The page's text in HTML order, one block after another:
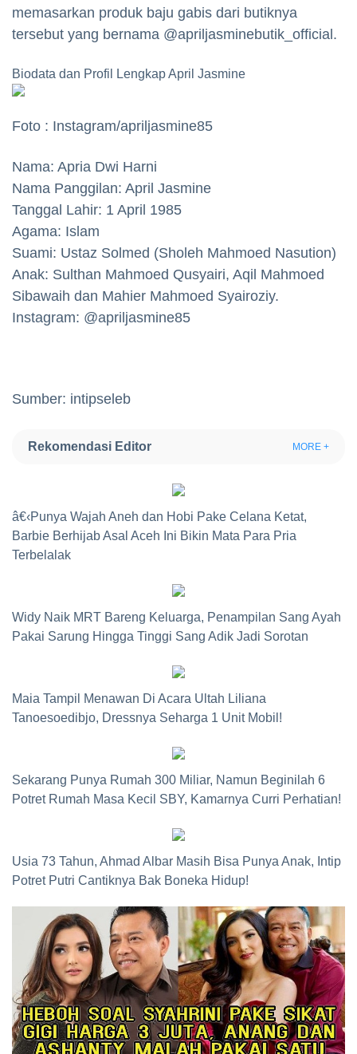
memasarkan produk baju gabis dari butiknya
tersebut yang bernama @apriljasminebutik_official.
Biodata dan Profil Lengkap April Jasmine
Foto : Instagram/apriljasmine85
Nama: Apria Dwi Harni
Nama Panggilan: April Jasmine
Tanggal Lahir: 1 April 1985
Agama: Islam
Suami: Ustaz Solmed (Sholeh Mahmoed Nasution)
Anak: Sulthan Mahmoed Qusyairi, Aqil Mahmoed
Sibawaih dan Mahier Mahmoed Syairoziy.
Instagram: @apriljasmine85
Sumber: intipseleb
Rekomendasi Editor MORE +
â€‹Punya Wajah Aneh dan Hobi Pake Celana Ketat,
Barbie Berhijab Asal Aceh Ini Bikin Mata Para Pria
Terbelalak
Widy Naik MRT Bareng Keluarga, Penampilan Sang Ayah
Pakai Sarung Hingga Tinggi Sang Adik Jadi Sorotan
Maia Tampil Menawan Di Acara Ultah Liliana
Tanoesoedibjo, Dressnya Seharga 1 Unit Mobil!
Sekarang Punya Rumah 300 Miliar, Namun Beginilah 6
Potret Rumah Masa Kecil SBY, Kamarnya Curri Perhatian!
Usia 73 Tahun, Ahmad Albar Masih Bisa Punya Anak, Intip
Potret Putri Cantiknya Bak Boneka Hidup!